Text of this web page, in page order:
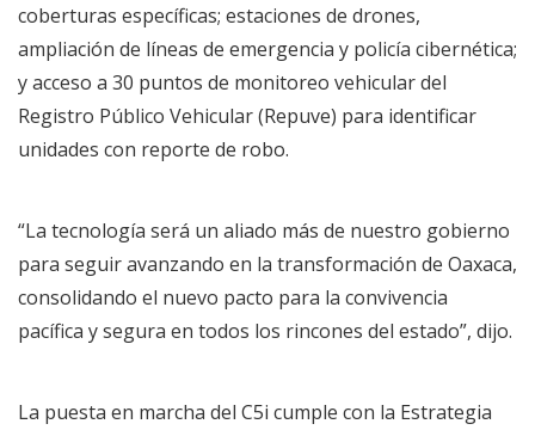
coberturas específicas; estaciones de drones,
ampliación de líneas de emergencia y policía cibernética;
y acceso a 30 puntos de monitoreo vehicular del
Registro Público Vehicular (Repuve) para identificar
unidades con reporte de robo.
“La tecnología será un aliado más de nuestro gobierno
para seguir avanzando en la transformación de Oaxaca,
consolidando el nuevo pacto para la convivencia
pacífica y segura en todos los rincones del estado”, dijo.
La puesta en marcha del C5i cumple con la Estrategia